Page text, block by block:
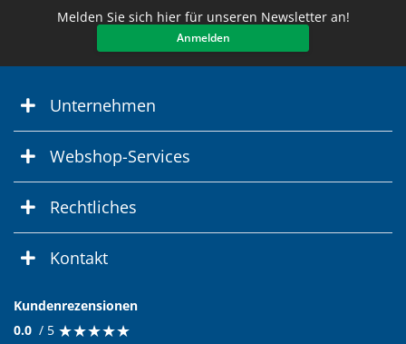
Melden Sie sich hier für unseren Newsletter an!
Anmelden
Unternehmen
Webshop-Services
Rechtliches
Kontakt
Kundenrezensionen
0.0 / 5 ★★★★★
★★★★★